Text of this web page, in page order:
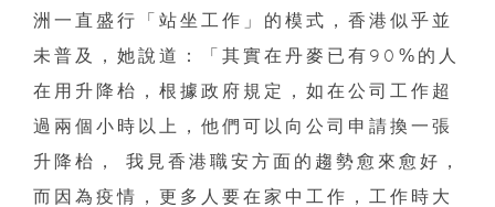
洲一直盛行「站坐工作」的模式，香港似乎並
未普及，她說道：「其實在丹麥已有90%的人
在用升降枱，根據政府規定，如在公司工作超
過兩個小時以上，他們可以向公司申請換一張
升降枱， 我見香港職安方面的趨勢愈來愈好，
而因為疫情，更多人要在家中工作，工作時大